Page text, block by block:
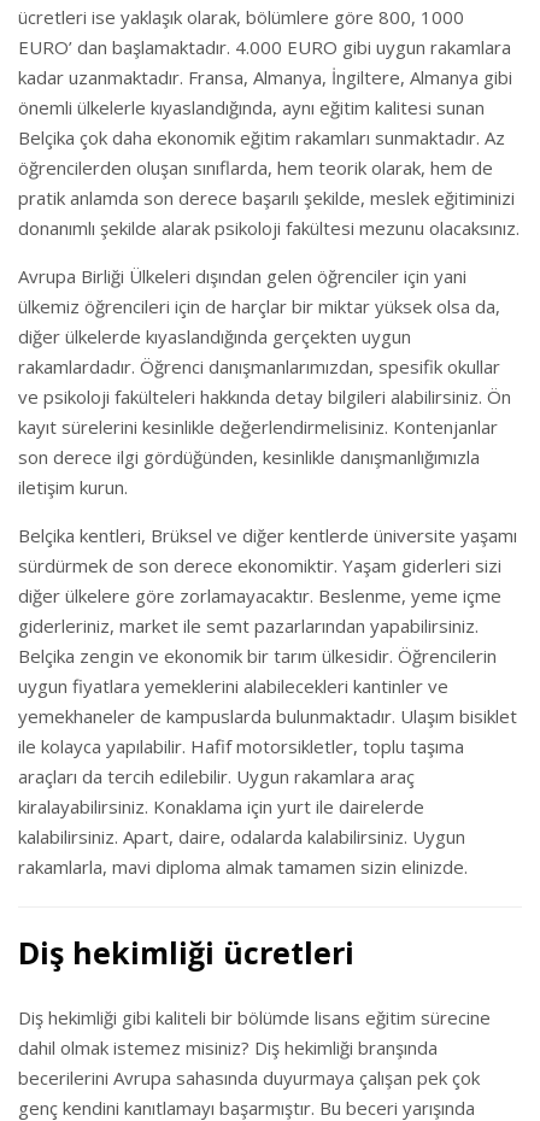
ücretleri ise yaklaşık olarak, bölümlere göre 800, 1000
EURO’ dan başlamaktadır. 4.000 EURO gibi uygun rakamlara
kadar uzanmaktadır. Fransa, Almanya, İngiltere, Almanya gibi
önemli ülkelerle kıyaslandığında, aynı eğitim kalitesi sunan
Belçika çok daha ekonomik eğitim rakamları sunmaktadır. Az
öğrencilerden oluşan sınıflarda, hem teorik olarak, hem de
pratik anlamda son derece başarılı şekilde, meslek eğitiminizi
donanımlı şekilde alarak psikoloji fakültesi mezunu olacaksınız.
Avrupa Birliği Ülkeleri dışından gelen öğrenciler için yani
ülkemiz öğrencileri için de harçlar bir miktar yüksek olsa da,
diğer ülkelerde kıyaslandığında gerçekten uygun
rakamlardadır. Öğrenci danışmanlarımızdan, spesifik okullar
ve psikoloji fakülteleri hakkında detay bilgileri alabilirsiniz. Ön
kayıt sürelerini kesinlikle değerlendirmelisiniz. Kontenjanlar
son derece ilgi gördüğünden, kesinlikle danışmanlığımızla
iletişim kurun.
Belçika kentleri, Brüksel ve diğer kentlerde üniversite yaşamı
sürdürmek de son derece ekonomiktir. Yaşam giderleri sizi
diğer ülkelere göre zorlamayacaktır. Beslenme, yeme içme
giderleriniz, market ile semt pazarlarından yapabilirsiniz.
Belçika zengin ve ekonomik bir tarım ülkesidir. Öğrencilerin
uygun fiyatlara yemeklerini alabilecekleri kantinler ve
yemekhaneler de kampuslarda bulunmaktadır. Ulaşım bisiklet
ile kolayca yapılabilir. Hafif motorsikletler, toplu taşıma
araçları da tercih edilebilir. Uygun rakamlara araç
kiralayabilirsiniz. Konaklama için yurt ile dairelerde
kalabilirsiniz. Apart, daire, odalarda kalabilirsiniz. Uygun
rakamlarla, mavi diploma almak tamamen sizin elinizde.
Diş hekimliği ücretleri
Diş hekimliği gibi kaliteli bir bölümde lisans eğitim sürecine
dahil olmak istemez misiniz? Diş hekimliği branşında
becerilerini Avrupa sahasında duyurmaya çalışan pek çok
genç kendini kanıtlamayı başarmıştır. Bu beceri yarışında